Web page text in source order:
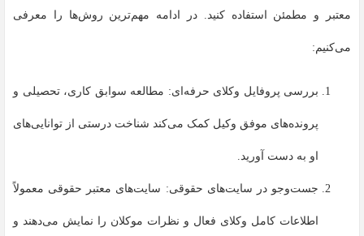
معتبر و مطمئن استفاده کنید. در ادامه مهم‌ترین روش‌ها را معرفی
می‌کنیم:
بررسی پروفایل وکلای حرفه‌ای: مطالعه سوابق کاری، تحصیلی و
پرونده‌های موفق وکیل کمک می‌کند شناخت درستی از توانایی‌های
او به دست آورید.
جست‌وجو در سایت‌های حقوقی: سایت‌های معتبر حقوقی معمولاً
اطلاعات کامل وکلای فعال و نظرات موکلان را نمایش می‌دهند و